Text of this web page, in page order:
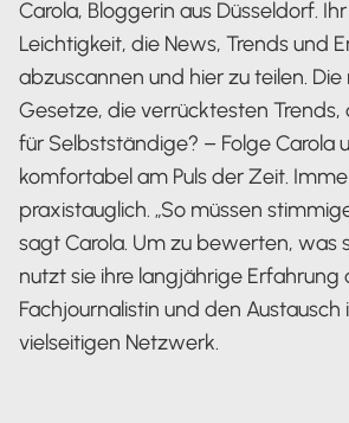
Carola, Bloggerin aus Düsseldorf.
Leichtigkeit, die News, Trends und
abzuscannen und hier zu teilen. Die
Gesetze, die verrücktesten Trends,
für Selbstständige? – Folge Carola
komfortabel am Puls der Zeit.
praxistauglich. „So müssen
sagt Carola. Um zu bewerten, was
nutzt sie ihre langjährige Erfahrung
Fachjournalistin und den Austausch
vielseitigen Netzwerk.